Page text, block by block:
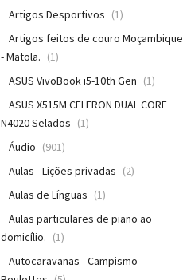
Artigos Desportivos (1)
Artigos feitos de couro Moçambique
- Matola. (1)
ASUS VivoBook i5-10th Gen (1)
ASUS X515M CELERON DUAL CORE
N4020 Selados (1)
Áudio (901)
Aulas - Lições privadas (2)
Aulas de Línguas (1)
Aulas particulares de piano ao
domicílio. (1)
Autocaravanas - Campismo –